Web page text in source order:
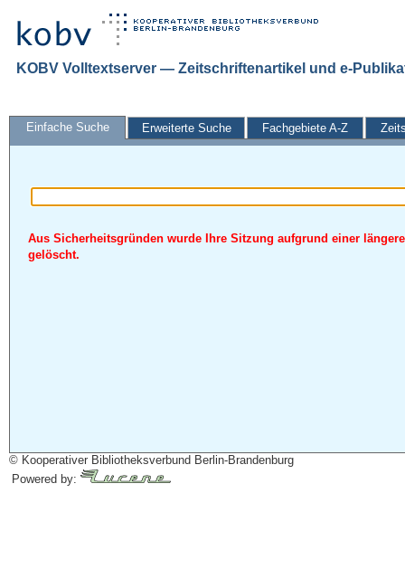
KOBV Volltextserver — Zeitschriftenartikel und e-
Einfache Suche Erweiterte Suche Fachgebiete A-Z
Aus Sicherheitsgründen wurde Ihre Sitzung aufgrund einer
gelöscht.
© Kooperativer Bibliotheksverbund Berlin-Brandenburg
Powered by: